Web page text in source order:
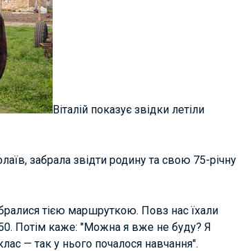
Віталій показує звідки летіли
забрала звідти родину та свою 75-річну
тією маршруткою. Повз нас їхали
50. Потім каже: "Можна я вже не буду? Я
— так у нього почалося навчання".